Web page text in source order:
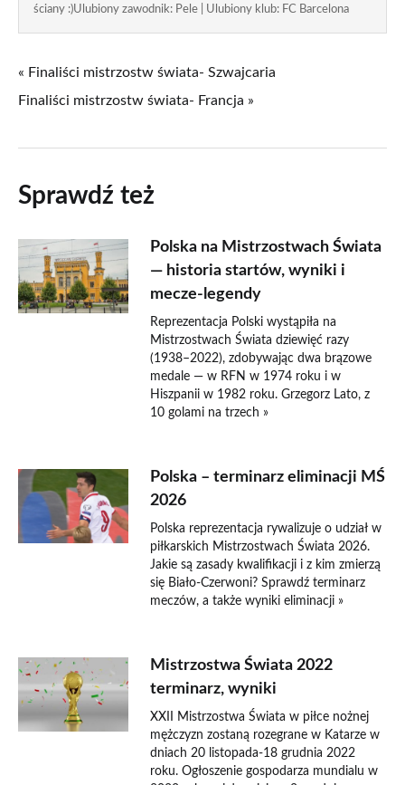
ściany :)Ulubiony zawodnik: Pele | Ulubiony klub: FC Barcelona
« Finaliści mistrzostw świata- Szwajcaria
Finaliści mistrzostw świata- Francja »
Sprawdź też
Polska na Mistrzostwach Świata
— historia startów, wyniki i
mecze-legendy
Reprezentacja Polski wystąpiła na
Mistrzostwach Świata dziewięć razy
(1938–2022), zdobywając dwa brązowe
medale — w RFN w 1974 roku i w
Hiszpanii w 1982 roku. Grzegorz Lato, z
10 golami na trzech »
Polska – terminarz eliminacji MŚ
2026
Polska reprezentacja rywalizuje o udział w
piłkarskich Mistrzostwach Świata 2026.
Jakie są zasady kwalifikacji i z kim zmierzą
się Biało-Czerwoni? Sprawdź terminarz
meczów, a także wyniki eliminacji »
Mistrzostwa Świata 2022
terminarz, wyniki
XXII Mistrzostwa Świata w piłce nożnej
mężczyzn zostaną rozegrane w Katarze w
dniach 20 listopada-18 grudnia 2022
roku. Ogłoszenie gospodarza mundialu w